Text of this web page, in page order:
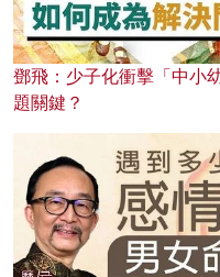
鄧飛：少子化衝擊「中小
題關鍵？